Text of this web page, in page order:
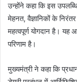
उन्होंने कहा कि इस
मेहनत, वैज्ञानिकों के
महत्वपूर्ण योगदान है।
परिणाम है।
मुख्यमंत्री ने कहा कि